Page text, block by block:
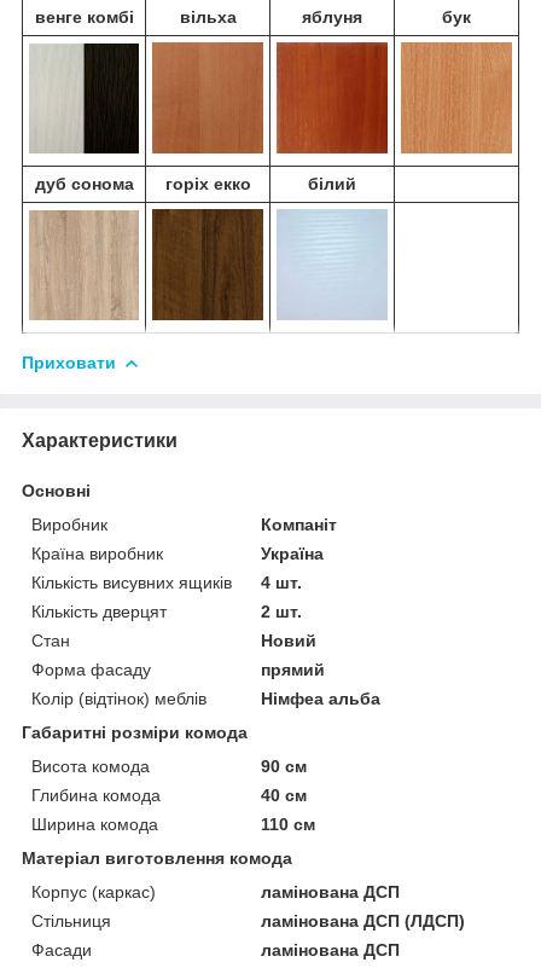
венге комбі вільха яблуня бук
дуб сонома горіх екко білий
Приховати
Характеристики
Основні
Виробник
Компаніт
Країна виробник
Україна
Кількість висувних ящиків
4 шт.
Кількість дверцят
2 шт.
Стан
Новий
Форма фасаду
прямий
Колір (відтінок) меблів
Німфеа альба
Габаритні розміри комода
Висота комода
90 см
Глибина комода
40 см
Ширина комода
110 см
Матеріал виготовлення комода
Корпус (каркас)
ламінована ДСП
Стільниця
ламінована ДСП (ЛДСП)
Фасади
ламінована ДСП